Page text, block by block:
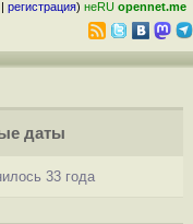
| регистрация) неRU opennet.me
даты
33 года